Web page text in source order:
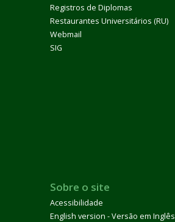
Registros de Diplomas
Restaurantes Universitários (RU)
Webmail
SIG
Sobre o site
Acessibilidade
English version - Versão em Inglês